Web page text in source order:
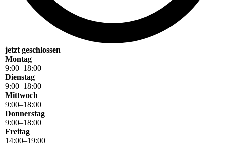
jetzt geschlossen
Montag
9:00–18:00
Dienstag
9:00–18:00
Mittwoch
9:00–18:00
Donnerstag
9:00–18:00
Freitag
14:00–19:00